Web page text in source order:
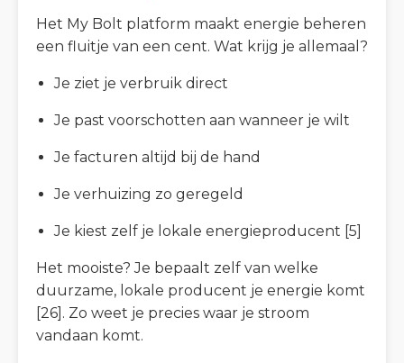
Het My Bolt platform maakt energie beheren
een fluitje van een cent. Wat krijg je allemaal?
Je ziet je verbruik direct
Je past voorschotten aan wanneer je wilt
Je facturen altijd bij de hand
Je verhuizing zo geregeld
Je kiest zelf je lokale energieproducent [5]
Het mooiste? Je bepaalt zelf van welke
duurzame, lokale producent je energie komt
[26]. Zo weet je precies waar je stroom
vandaan komt.